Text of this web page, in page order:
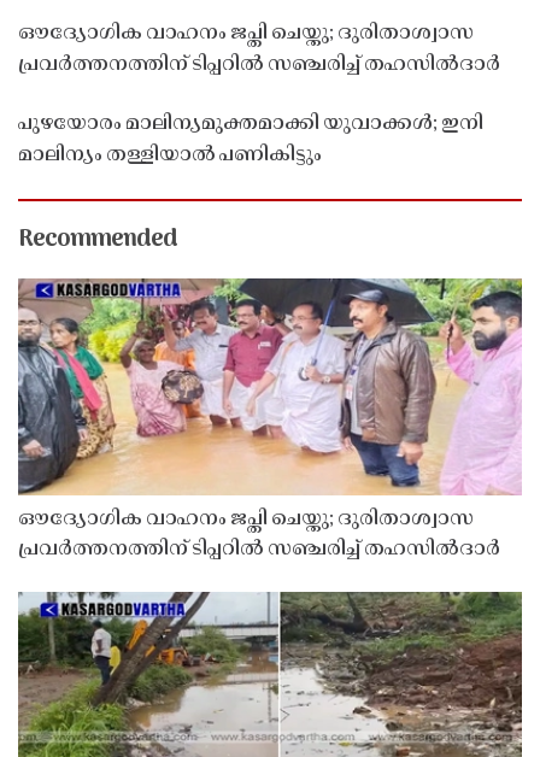
ഔദ്യോഗിക വാഹനം ജപ്തി ചെയ്തു; ദുരിതാശ്വാസ
പ്രവർത്തനത്തിന് ടിപ്പറിൽ സഞ്ചരിച്ച് തഹസിൽദാർ
പുഴയോരം മാലിന്യമുക്തമാക്കി യുവാക്കൾ; ഇനി
മാലിന്യം തള്ളിയാൽ പണികിട്ടും
Recommended
ഔദ്യോഗിക വാഹനം ജപ്തി ചെയ്തു; ദുരിതാശ്വാസ
പ്രവർത്തനത്തിന് ടിപ്പറിൽ സഞ്ചരിച്ച് തഹസിൽദാർ